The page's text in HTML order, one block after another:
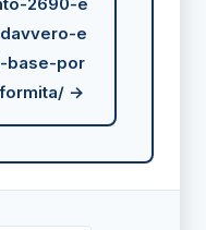
e
base-por
→